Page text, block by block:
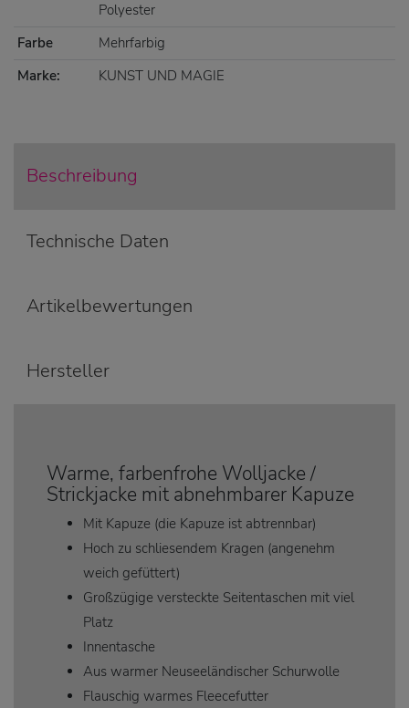
Polyester
Farbe
Mehrfarbig
Marke:
KUNST UND MAGIE
Beschreibung
Technische Daten
Artikelbewertungen
Hersteller
Warme, farbenfrohe Wolljacke /
Strickjacke mit abnehmbarer Kapuze
Mit Kapuze (die Kapuze ist abtrennbar)
Hoch zu schliesendem Kragen (angenehm
weich gefüttert)
Großzügige versteckte Seitentaschen mit viel
Platz
Innentasche
Aus warmer Neuseeländischer Schurwolle
Flauschig warmes Fleecefutter